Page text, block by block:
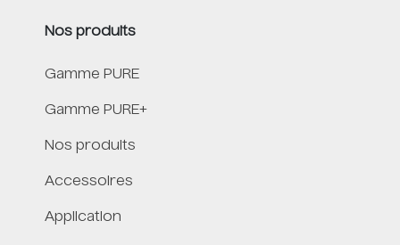
Nos produits
Gamme PURE
Gamme PURE+
Nos produits
Accessoires
Application